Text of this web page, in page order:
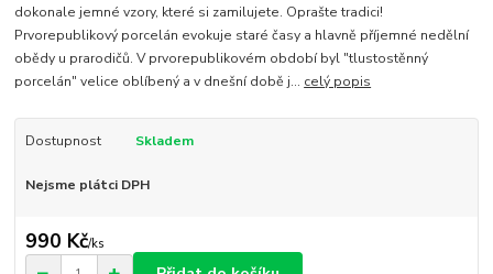
dokonale jemné vzory, které si zamilujete. Oprašte tradici!
Prvorepublikový porcelán evokuje staré časy a hlavně příjemné nedělní
obědy u prarodičů. V prvorepublikovém období byl "tlustostěnný
porcelán" velice oblíbený a v dnešní době j... celý popis
Dostupnost Skladem
Nejsme plátci DPH
990 Kč/ks